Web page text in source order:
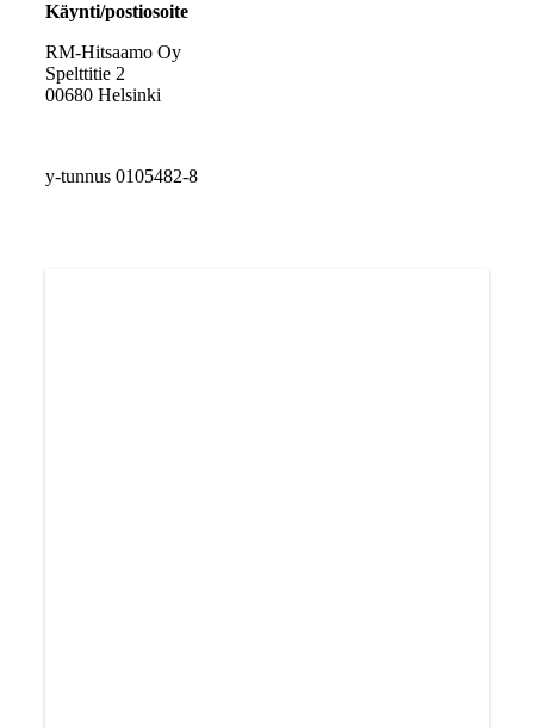
Käynti/postiosoite
RM-Hitsaamo Oy
Spelttitie 2
00680 Helsinki
y-tunnus 0105482-8